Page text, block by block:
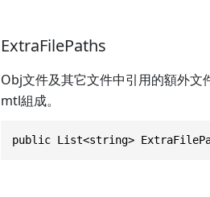
ExtraFilePaths
Obj文件及其它文件中引用的額外
mtl組成。
public List<string>